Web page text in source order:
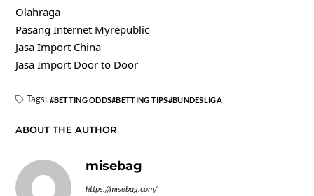
Olahraga
Pasang Internet Myrepublic
Jasa Import China
Jasa Import Door to Door
Tags: BETTING ODDS BETTING TIPS BUNDESLIGA
ABOUT THE AUTHOR
misebag
https://misebag.com/